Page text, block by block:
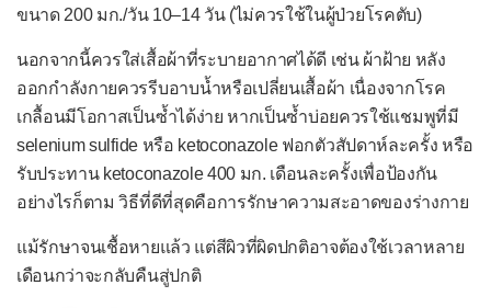
โรคบิดไม่มีตัว
โรคบรูเซลโลสิส
โรคบาร์โตเนลโลสิส
โรคพุพอง
โรคไฟลามทุ่ง
โรคเมลิออยโดสิส
โรคลีเจินแนรส์
ขนาด 200 มก./วัน 10–14 วัน (ไม่ควรใช้ในผู้ป่วยโรคตับ)
นอกจากนี้ควรใส่เสื้อผ้าที่ระบายอากาศได้ดี เช่น ผ้าฝ้าย หลัง
ออกกำลังกายควรรีบอาบน้ำหรือเปลี่ยนเสื้อผ้า เนื่องจากโรค
เกลื้อนมีโอกาสเป็นซ้ำได้ง่าย หากเป็นซ้ำบ่อยควรใช้แชมพูที่มี
selenium sulfide หรือ ketoconazole ฟอกตัวสัปดาห์ละครั้ง หรือ
รับประทาน ketoconazole 400 มก. เดือนละครั้งเพื่อป้องกัน
อย่างไรก็ตาม วิธีที่ดีที่สุดคือการรักษาความสะอาดของร่างกาย
แม้รักษาจนเชื้อหายแล้ว แต่สีผิวที่ผิดปกติอาจต้องใช้เวลาหลาย
เดือนกว่าจะกลับคืนสู่ปกติ